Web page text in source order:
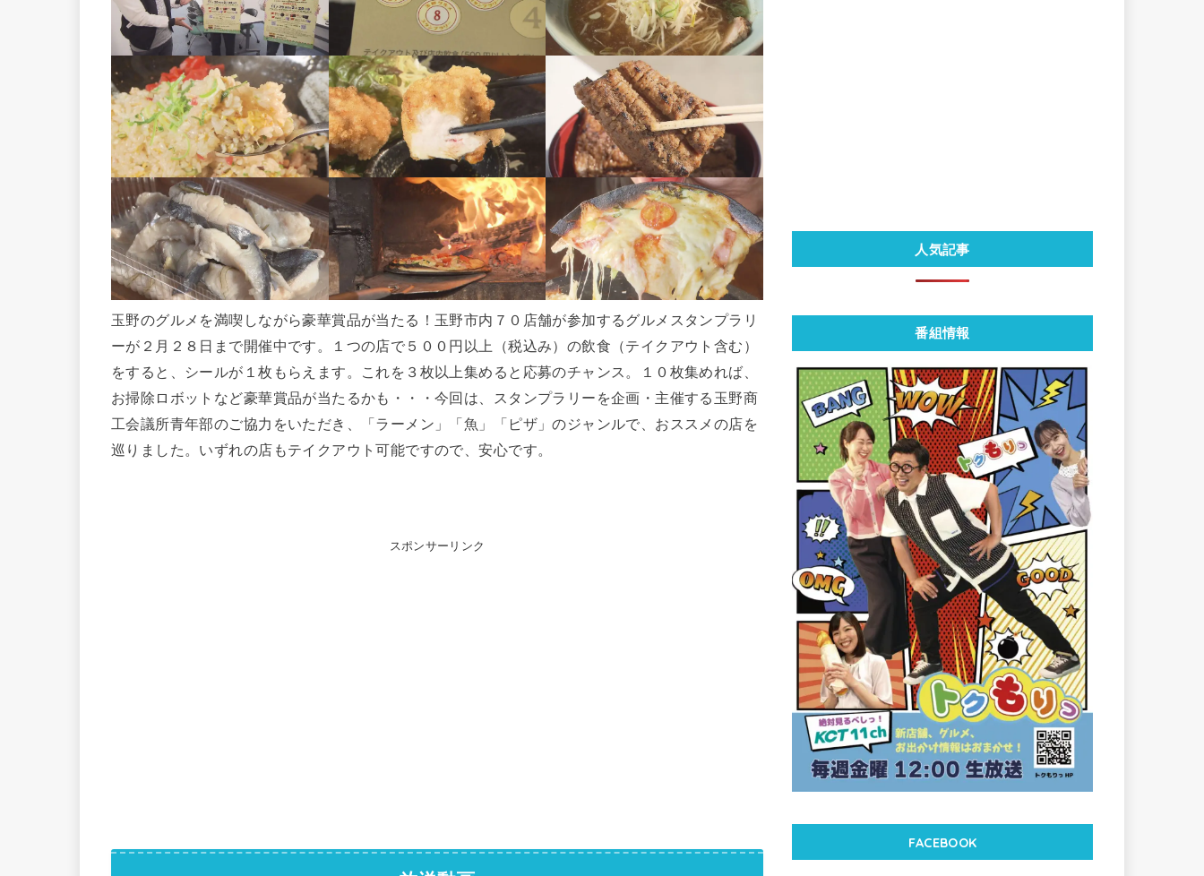
玉野のグルメを満喫しながら豪華賞品が当たる！玉野市内７０店舗が参加するグルメスタンプラリ
ーが２月２８日まで開催中です。１つの店で５００円以上（税込み）の飲食（テイクアウト含む）
をすると、シールが１枚もらえます。これを３枚以上集めると応募のチャンス。１０枚集めれば、
お掃除ロボットなど豪華賞品が当たるかも・・・今回は、スタンプラリーを企画・主催する玉野商
工会議所青年部のご協力をいただき、「ラーメン」「魚」「ピザ」のジャンルで、おススメの店を
巡りました。いずれの店もテイクアウト可能ですので、安心です。
スポンサーリンク
人気記事
番組情報
FACEBOOK